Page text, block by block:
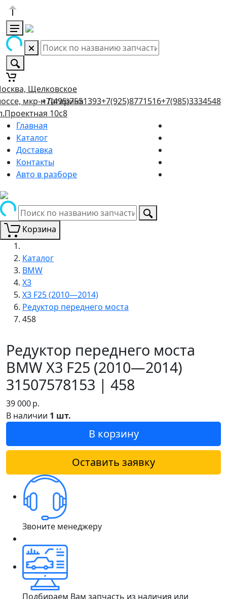
Щелковское
мкр-н Гагарина
10с8
+7(495)7551393+7(925)8771516+7(985)3334548
Главная
Каталог
Доставка
Контакты
Авто в разборе
Корзина
Каталог
BMW
X3
X3 F25 (2010—2014)
Редуктор переднего моста
458
Редуктор переднего моста
BMW X3 F25 (2010—2014)
31507578153 | 458
39 000р.
В наличии 1 шт.
В корзину
Оставить заявку
Звоните менеджеру
Подбираем Вам запчасть из наличия или